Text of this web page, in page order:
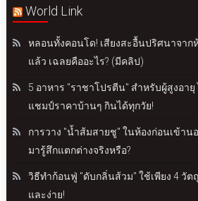
World Link
หลอนทั้งคอนโด! เสียงสะอื้นปริศนาจาก
แล้ว เฉลยคืออะไร? (มีคลิป)
5 อาหาร "ราชาโปรตีน" สำหรับผู้สูงอา
แชมป์ราคาบ้านๆ กินได้ทุกวัย!
การวาง "น้ำส้มสายชู" ในห้องก่อนเข้าน
มารู้สึกแตกต่างจริงหรือ?
วิธีทำก้อนฟู่ "ดับกลิ่นส้วม" ใช้เพียง 4 วั
และง่าย!